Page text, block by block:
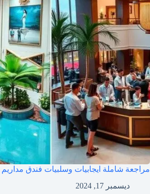
مراجعة شاملة ايجابيات وسلبيات فندق
ديسمبر 17, 2024